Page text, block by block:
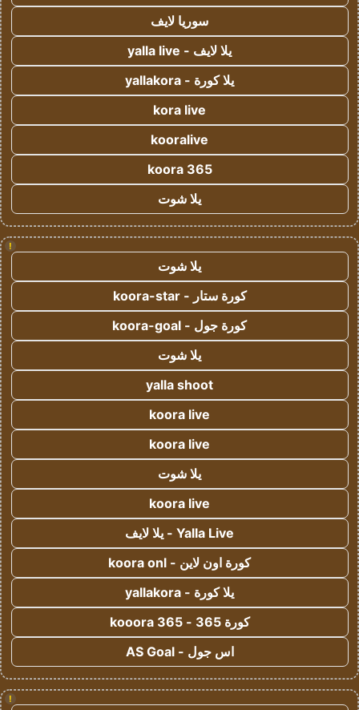
سوريا لايف
يلا لايف - yalla live
يلا كورة - yallakora
kora live
kooralive
koora 365
يلا شوت
!
يلا شوت
كورة ستار - koora-star
كورة جول - koora-goal
يلا شوت
yalla shoot
koora live
koora live
يلا شوت
koora live
Yalla Live - يلا لايف
كورة اون لاين - koora onl
يلا كورة - yallakora
كورة 365 - kooora 365
اس جول - AS Goal
!